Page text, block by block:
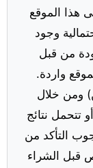
هذا الموقع
وجود
من قبل
واردة.
ومن خلال
تتحمل نتائج
التأكد من